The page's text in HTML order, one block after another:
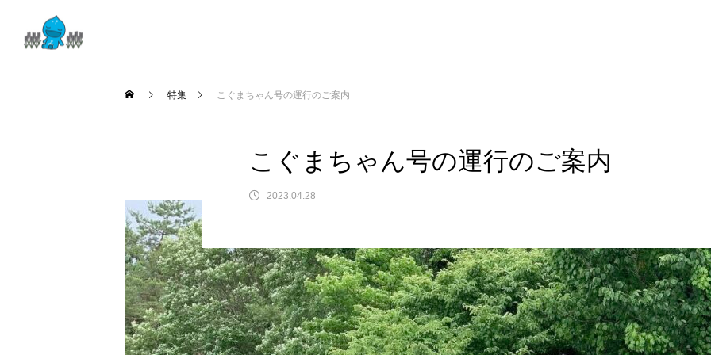
特集 こぐまちゃん号の運行のご案内
こぐまちゃん号の運行のご案内
2023.04.28